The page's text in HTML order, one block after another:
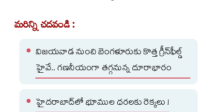
మరిన్ని చదవండి :
విజయవాడ నుంచి బెంగళూరుకు కొత్త గ్రీన్‌ఫీల్డ్‌
హైవే.. గణనీయంగా తగ్గనున్న దూరాభారం
హైదరాబాద్‌లో భూముల ధరలకు రెక్కలు !